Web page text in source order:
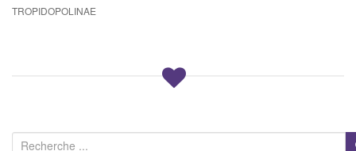
TROPIDOPOLINAE